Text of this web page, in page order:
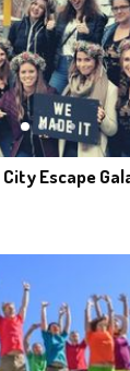
Escape